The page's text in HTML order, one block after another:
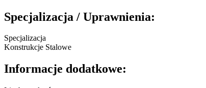
Specjalizacja / Uprawnienia:
Specjalizacja
Konstrukcje Stalowe
Informacje dodatkowe: